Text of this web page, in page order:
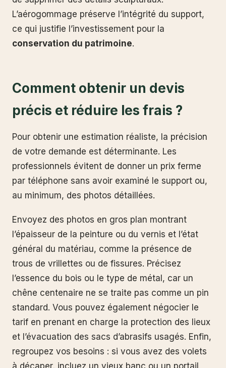
L’aérogommage préserve l’intégrité du support,
ce qui justifie l’investissement pour la
conservation du patrimoine.
Comment obtenir un devis
précis et réduire les frais ?
Pour obtenir une estimation réaliste, la précision
de votre demande est déterminante. Les
professionnels évitent de donner un prix ferme
par téléphone sans avoir examiné le support ou,
au minimum, des photos détaillées.
Envoyez des photos en gros plan montrant
l’épaisseur de la peinture ou du vernis et l’état
général du matériau, comme la présence de
trous de vrillettes ou de fissures. Précisez
l’essence du bois ou le type de métal, car un
chêne centenaire ne se traite pas comme un pin
standard. Vous pouvez également négocier le
tarif en prenant en charge la protection des lieux
et l’évacuation des sacs d’abrasifs usagés. Enfin,
regroupez vos besoins : si vous avez des volets
à décaper, incluez un vieux banc ou un portail